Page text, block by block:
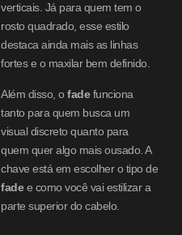
verticais. Já para quem tem o
rosto quadrado, esse estilo
destaca ainda mais as linhas
fortes e o maxilar bem definido.
Além disso, ofadefunciona
tanto para quem busca um
visual discreto quanto para
quem quer algo mais ousado. A
chave está em escolher o tipo de
fadee como você vai estilizar a
parte superior do cabelo.